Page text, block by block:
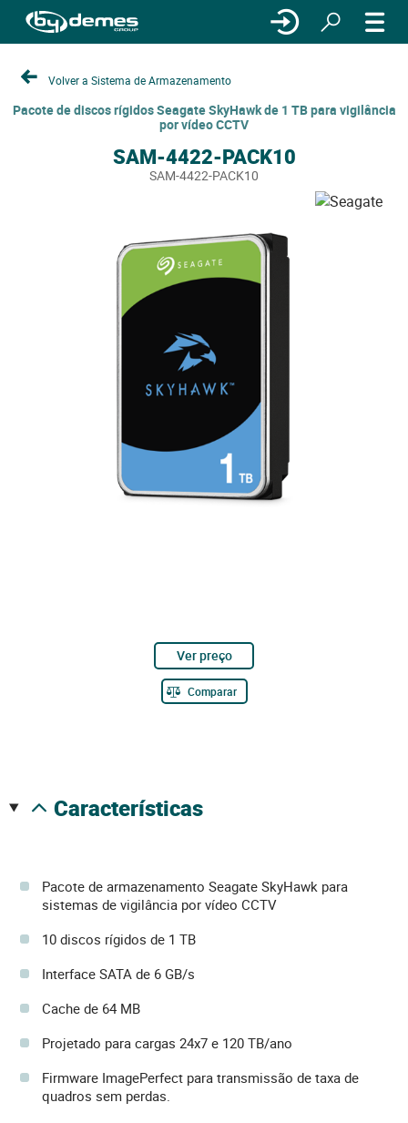
Volver a Sistema de Armazenamento
Pacote de discos rígidos Seagate SkyHawk de 1 TB para vigilância
por vídeo CCTV
SAM-4422-PACK10
SAM-4422-PACK10
Ver preço
Comparar
características
Pacote de armazenamento Seagate SkyHawk para
sistemas de vigilância por vídeo CCTV
10 discos rígidos de 1 TB
Interface SATA de 6 GB/s
Cache de 64 MB
Projetado para cargas 24x7 e 120 TB/ano
Firmware ImagePerfect para transmissão de taxa de
quadros sem perdas.